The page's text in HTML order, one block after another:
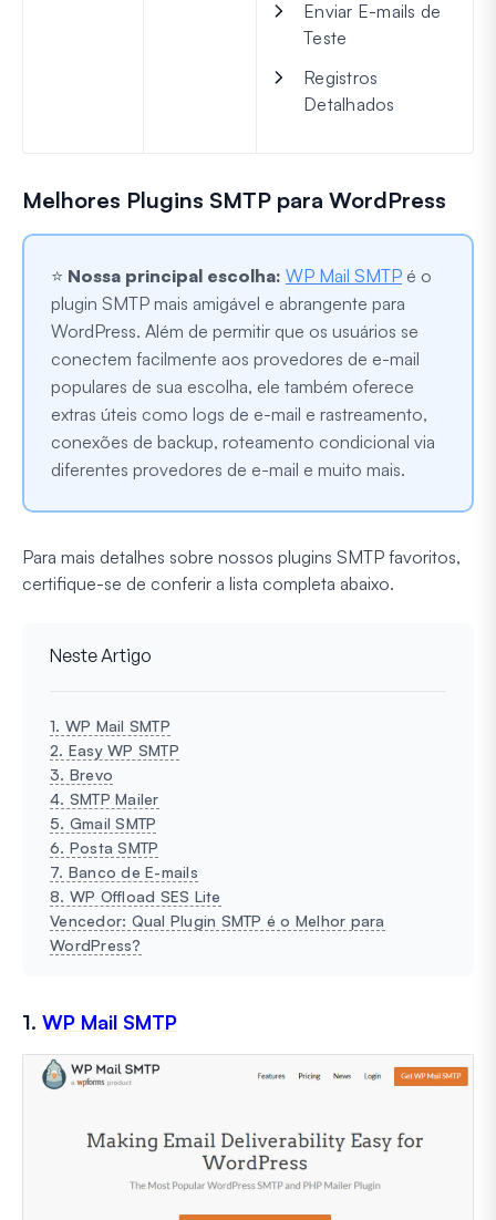
Enviar E-mails de
Teste
Registros
Detalhados
Melhores Plugins SMTP para WordPress
⭐ Nossa principal escolha: WP Mail SMTP é o
plugin SMTP mais amigável e abrangente para
WordPress. Além de permitir que os usuários se
conectem facilmente aos provedores de e-mail
populares de sua escolha, ele também oferece
extras úteis como logs de e-mail e rastreamento,
conexões de backup, roteamento condicional via
diferentes provedores de e-mail e muito mais.
Para mais detalhes sobre nossos plugins SMTP favoritos,
certifique-se de conferir a lista completa abaixo.
Neste Artigo
1. WP Mail SMTP
2. Easy WP SMTP
3. Brevo
4. SMTP Mailer
5. Gmail SMTP
6. Posta SMTP
7. Banco de E-mails
8. WP Offload SES Lite
Vencedor: Qual Plugin SMTP é o Melhor para
WordPress?
1. WP Mail SMTP